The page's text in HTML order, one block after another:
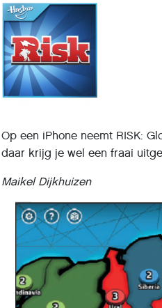
Op een iPhone neemt RISK:
daar krijg je wel een fraai
Maikel Dijkhuizen